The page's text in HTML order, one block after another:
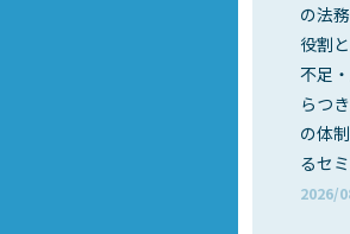
の法
役割
不足
らつ
の体
るセ
2026/